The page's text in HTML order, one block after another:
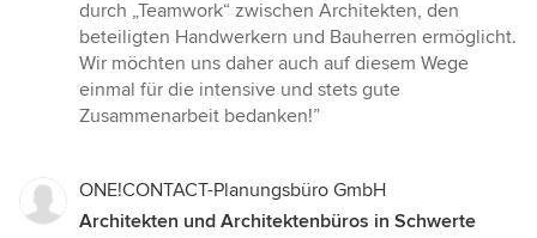
durch „Teamwork“ zwischen Architekten, den
beteiligten Handwerkern und Bauherren ermöglicht.
Wir möchten uns daher auch auf diesem Wege
einmal für die intensive und stets gute
Zusammenarbeit bedanken!”
ONE!CONTACT-Planungsbüro GmbH
Architekten und Architektenbüros in Schwerte